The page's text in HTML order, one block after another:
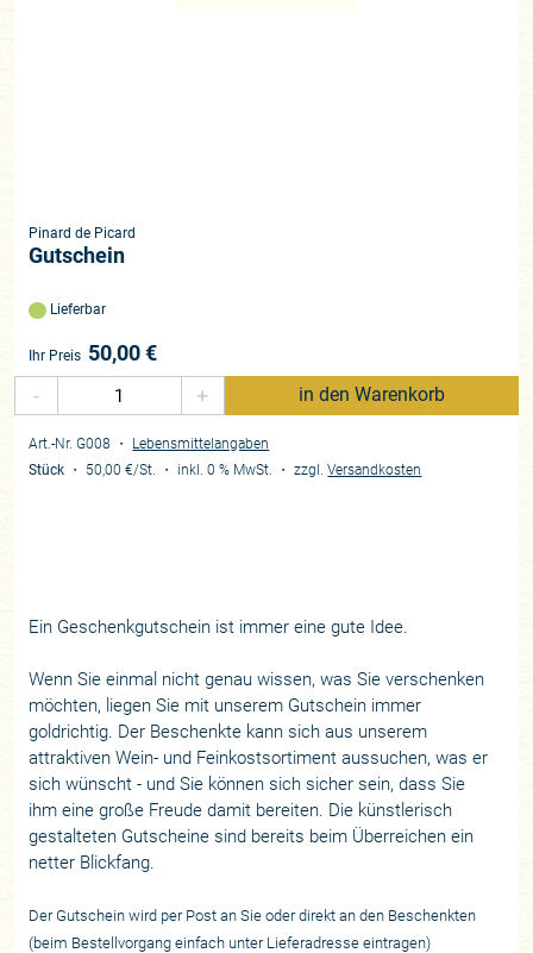
Pinard de Picard
Gutschein
Lieferbar
Ihr Preis 50,00€
-
+ in den Warenkorb
Art.-Nr. G008 ・ Lebensmittelangaben
Stück ・ 50,00 €/St. ・ inkl. 0 % MwSt. ・zzgl.Versandkosten
Ein Geschenkgutschein ist immer eine gute Idee.
Wenn Sie einmal nicht genau wissen, was Sie verschenken
möchten, liegen Sie mit unserem Gutschein immer
goldrichtig. Der Beschenkte kann sich aus unserem
attraktiven Wein- und Feinkostsortiment aussuchen, was er
sich wünscht - und Sie können sich sicher sein, dass Sie
ihm eine große Freude damit bereiten. Die künstlerisch
gestalteten Gutscheine sind bereits beim Überreichen ein
netter Blickfang.
Der Gutschein wird per Post an Sie oder direkt an den Beschenkten
(beim Bestellvorgang einfach unter Lieferadresse eintragen)